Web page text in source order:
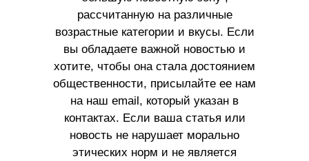
рассчитанную на различные
возрастные категории и вкусы. Если
вы обладаете важной новостью и
хотите, чтобы она стала достоянием
общественности, присылайте ее нам
на наш email, который указан в
контактах. Если ваша статья или
новость не нарушает морально
этических норм и не является